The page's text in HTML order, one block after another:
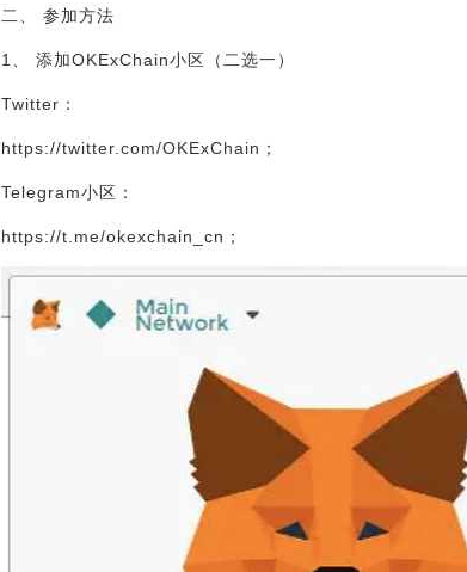
二、 参加方法
1、 添加OKExChain小区（二选一）
Twitter：
https://twitter.com/OKExChain；
Telegram小区：
https://t.me/okexchain_cn；